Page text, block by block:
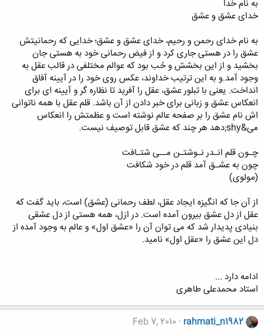
به نام خدا
خدای عشق و عشق
به نام خدای رحمن و رحیم، خدای عشق و عشق؛ خدایی که رحمانیتش
عشق را در هستی جاری کرد و از فیض رحمانی خود به هستی جان
بخشید و از این بخشش و حُب بود که عوالم مختلفی در قالب عقل به
وجود آمد.و به این ترتیب خداوند، عکس روی خود را در آیینه آفاق
انداخت. یعنی با تبلور عشق، عقل را آفرید تا نظاره گر و آیینه ای برای
انعکاس عشق و زبانی برای خبر دادن از آن باشد. قلم عقل با همه ناتوانی
اش نام عشق را بر صفحه عالم نوشته است و عظمتش را انعکاس
می&shy;دهد هر چند که عشق قابل توصیف نیست.
چـون قلم انـدر نـوشتـن مــی شتـافت
چون به عشـق آمد قلم در خود شکافت
(مولوی)
از آن جا که انگیزه ایجاد عقل، لطف رحمانی (عشق) است، باید گفت که
عقل از دل عشق بیرون آمده است. در ازل، همه هستی از دل عشقی
بنیادی پدیدار شد که می توان آن را «عشق اول» و عالم به وجود آمده از
دل این عشق را «عقل اول» نامید.
ادامه دارد ...
استاد محمدعلی طاهری
rahmati_n1982
Feb 7, 2010